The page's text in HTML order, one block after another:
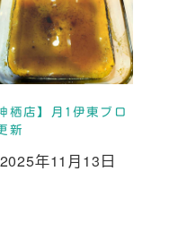
栖店】月1伊東ブロ
新
投稿日
2025年11月13日